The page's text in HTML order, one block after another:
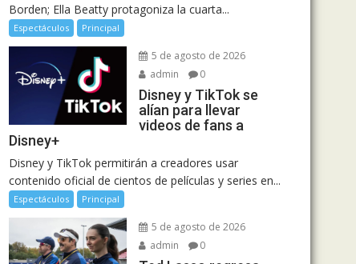
Borden; Ella Beatty protagoniza la cuarta...
Espectáculos Principal
5 de agosto de 2026
admin
0
Disney y TikTok se
alían para llevar
videos de fans a
Disney+
Disney y TikTok permitirán a creadores usar
contenido oficial de cientos de películas y series en...
Espectáculos Principal
5 de agosto de 2026
admin
0